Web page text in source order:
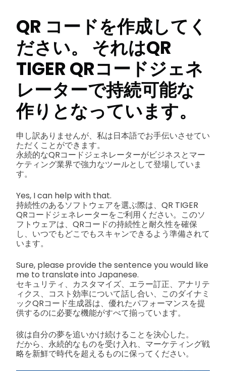
QR コードを作成してく
ださい。 それはQR
TIGER QRコードジェネ
レーターで持続可能な
作りとなっています。
申し訳ありませんが、私は日本語でお手伝いさせてい
ただくことができます。
永続的なQRコードジェネレーターがビジネスとマー
ケティング業界で強力なツールとして登場していま
す。
Yes, I can help with that.
持続性のあるソフトウェアを選ぶ際は、QR TIGER
QRコードジェネレーターをご利用ください。このソ
フトウェアは、QRコードの持続性と耐久性を確保
し、いつでもどこでもスキャンできるよう準備されて
います。
Sure, please provide the sentence you would like
me to translate into Japanese.
セキュリティ、カスタマイズ、エラー訂正、アナリテ
ィクス、コスト効率について話し合い、このダイナミ
ックQRコード生成器は、優れたパフォーマンスを提
供するのに必要な機能がすべて揃っています。
彼は自分の夢を追いかけ続けることを決心した。
だから、永続的なものを受け入れ、マーケティング戦
略を新鮮で時代を超えるものに保ってください。